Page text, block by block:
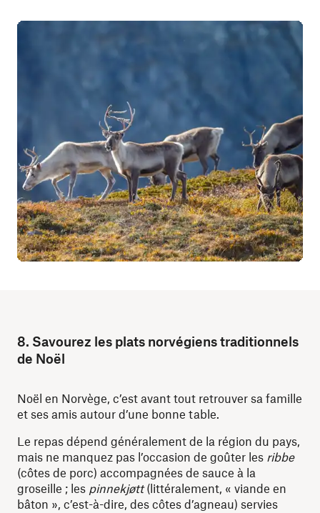
8. Savourez les plats norvégiens traditionnels
de Noël
Noël en Norvège, c’est avant tout retrouver sa famille
et ses amis autour d’une bonne table.
Le repas dépend généralement de la région du pays,
mais ne manquez pas l’occasion de goûter les ribbe
(côtes de porc) accompagnées de sauce à la
groseille ; les pinnekjøtt(littéralement, « viande en
bâton », c’est-à-dire, des côtes d’agneau) servies